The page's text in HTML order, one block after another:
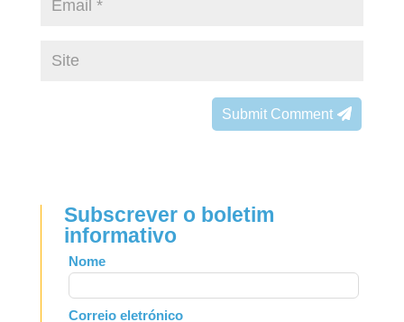
Submit Comment
Subscrever o boletim
informativo
Leave
this
field
Nome
Correio eletrónico